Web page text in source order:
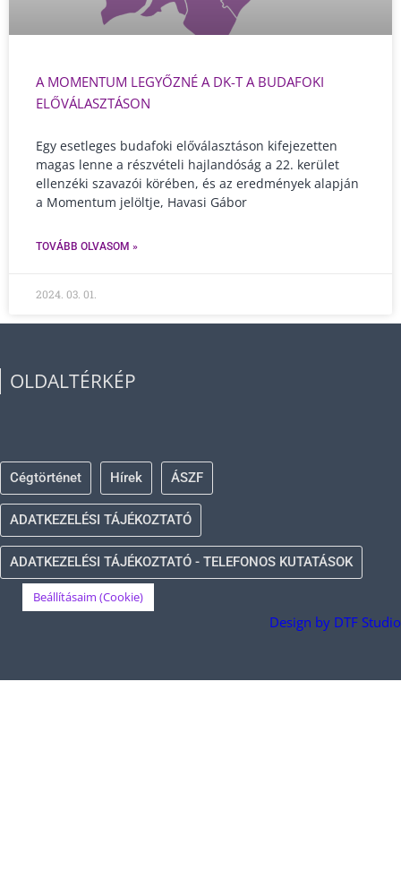
A MOMENTUM LEGYŐZNÉ A DK-T A BUDAFOKI
ELŐVÁLASZTÁSON
Egy esetleges budafoki előválasztáson kifejezetten
magas lenne a részvételi hajlandóság a 22. kerület
ellenzéki szavazói körében, és az eredmények alapján
a Momentum jelöltje, Havasi Gábor
TOVÁBB OLVASOM »
2024. 03. 01.
OLDALTÉRKÉP
Cégtörténet Hírek ÁSZF
ADATKEZELÉSI TÁJÉKOZTATÓ
ADATKEZELÉSI TÁJÉKOZTATÓ - TELEFONOS KUTATÁSOK
Beállításaim (Cookie)
Design by DTF Studio